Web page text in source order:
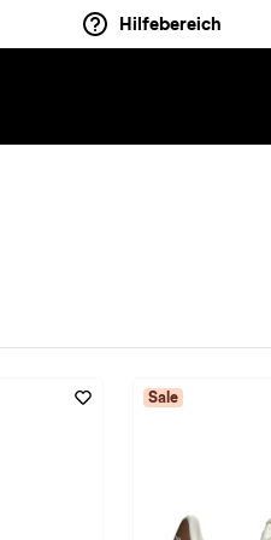
Hilfebereich
Sale